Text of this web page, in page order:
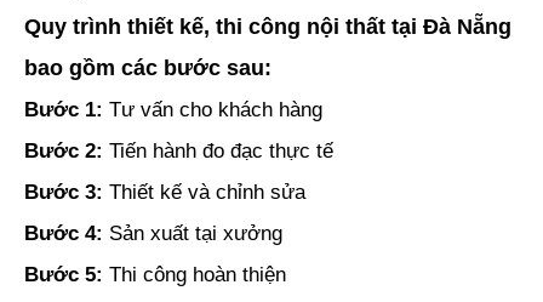
Quy trình thiết kế, thi công nội thất tại Đà Nẵng
bao gồm các bước sau:
Bước 1: Tư vấn cho khách hàng
Bước 2: Tiến hành đo đạc thực tế
Bước 3: Thiết kế và chỉnh sửa
Bước 4: Sản xuất tại xưởng
Bước 5: Thi công hoàn thiện